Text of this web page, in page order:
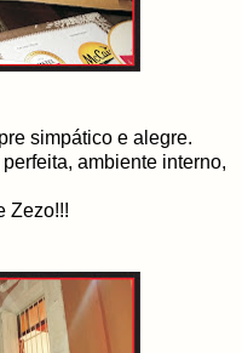
simpático e alegre.
ambiente interno,
Zezo!!!